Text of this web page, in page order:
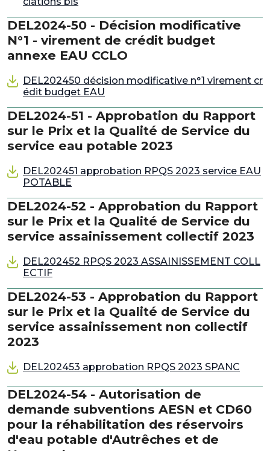
DEL2024-50 - Décision modificative
N°1 - virement de crédit budget
annexe EAU CCLO
DEL202450 décision modificative n°1 virement cr
édit budget EAU
DEL2024-51 - Approbation du Rapport
sur le Prix et la Qualité de Service du
service eau potable 2023
DEL202451 approbation RPQS 2023 service EAU
POTABLE
DEL2024-52 - Approbation du Rapport
sur le Prix et la Qualité de Service du
service assainissement collectif 2023
DEL202452 RPQS 2023 ASSAINISSEMENT COLL
ECTIF
DEL2024-53 - Approbation du Rapport
sur le Prix et la Qualité de Service du
service assainissement non collectif
2023
DEL202453 approbation RPQS 2023 SPANC
DEL2024-54 - Autorisation de
demande subventions AESN et CD60
pour la réhabilitation des réservoirs
d'eau potable d'Autrêches et de